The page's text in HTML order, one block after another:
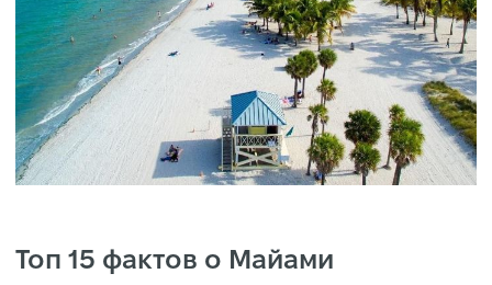
Топ 15 фактов о Майами